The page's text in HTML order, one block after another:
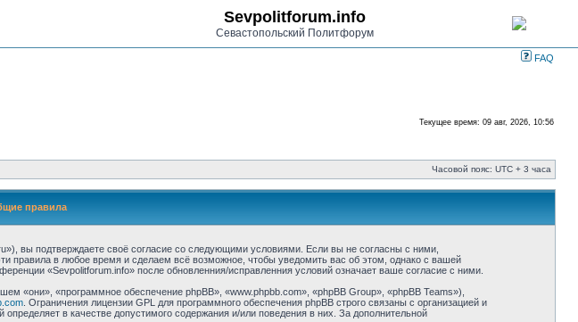
Sevpolitforum.info
Севастопольский Политфорум
FAQ
Текущее время: 09 авг, 2026, 10:56
Часовой пояс: UTC + 3 часа
правила
вы подтверждаете своё согласие со следующими условиями. Если вы не согласны с ними,
правила в любое время и сделаем всё возможное, чтобы уведомить вас об этом, однако с вашей
«Sevpolitforum.info» после обновленния/исправленния условий означает ваше согласие с ними.
«они», «программное обеспечение phpBB», «www.phpbb.com», «phpBB Group», «phpBB Teams»),
. Ограничения лицензии GPL для программного обеспечения phpBB строго связаны с организацией и
в качестве допустимого содержания и/или поведения в них. За дополнительной